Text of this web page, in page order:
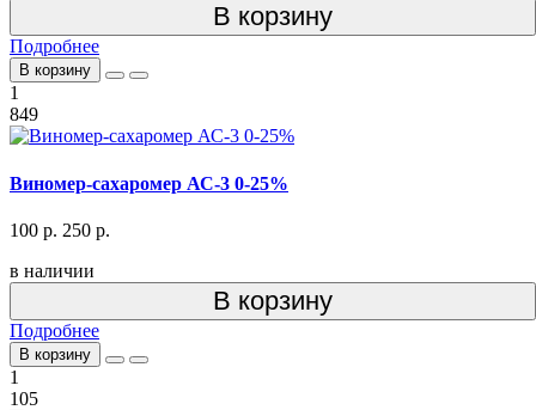
В корзину
Подробнее
В корзину
1
849
Виномер-сахаромер АС-3 0-25%
100 р. 250 р.
в наличии
В корзину
Подробнее
В корзину
1
105